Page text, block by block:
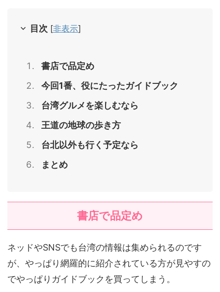
目次 [非表示]
書店で品定め
今回1番、役にたったガイドブック
台湾グルメを楽しむなら
王道の地球の歩き方
台北以外も行く予定なら
まとめ
書店で品定め
ネッドやSNSでも台湾の情報は集められるのです
が、やっぱり網羅的に紹介されている方が見やすの
でやっぱりガイドブックを買ってしまう。